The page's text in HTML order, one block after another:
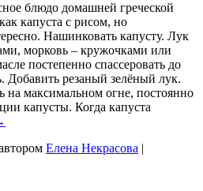
блюдо домашней греческой
капуста с рисом, но
Нашинковать капусту. Лук
морковь – кружочками или
постепенно спассеровать до
Добавить резаный зелёный лук.
на максимальном огне, постоянно
капусты. Когда капуста
Елена Некрасова |